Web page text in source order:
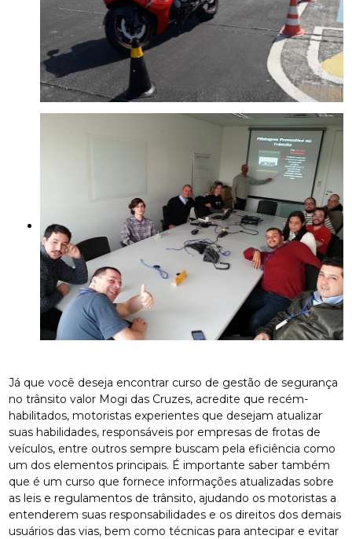
Já que você deseja encontrar curso de gestão de segurança
no trânsito valor Mogi das Cruzes, acredite que recém-
habilitados, motoristas experientes que desejam atualizar
suas habilidades, responsáveis por empresas de frotas de
veículos, entre outros sempre buscam pela eficiência como
um dos elementos principais. É importante saber também
que é um curso que fornece informações atualizadas sobre
as leis e regulamentos de trânsito, ajudando os motoristas a
entenderem suas responsabilidades e os direitos dos demais
usuários das vias, bem como técnicas para antecipar e evitar